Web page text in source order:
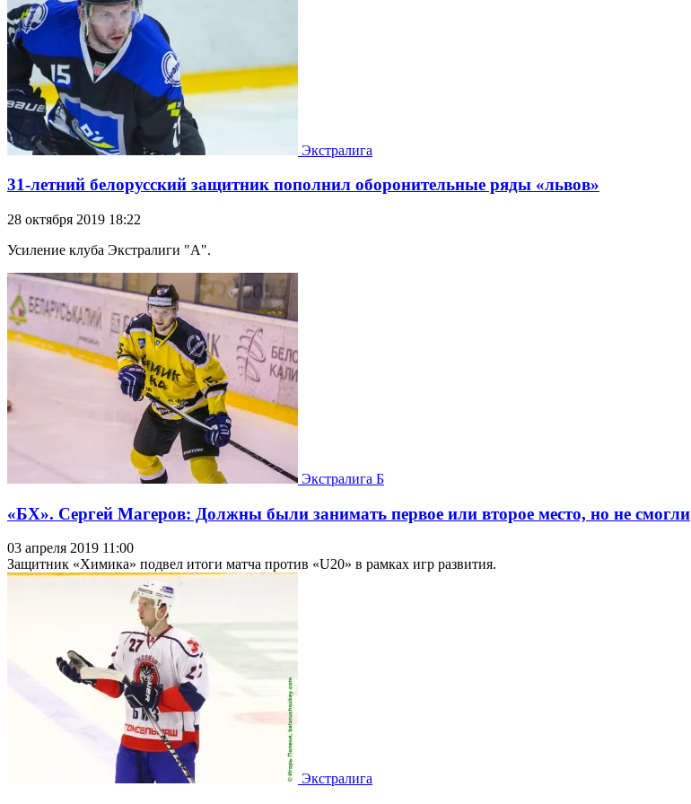
Экстралига
31-летний белорусский защитник пополнил оборонительные ряды «львов»
28 октября 2019 18:22
Усиление клуба Экстралиги "А".
Экстралига Б
«БХ». Сергей Магеров: Должны были занимать первое или второе место, но не смогли
03 апреля 2019 11:00
Защитник «Химика» подвел итоги матча против «U20» в рамках игр развития.
Экстралига